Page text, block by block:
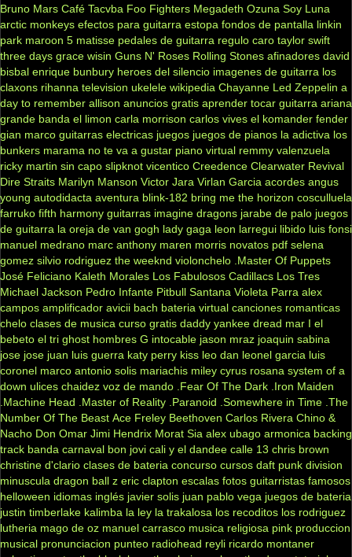
Bruno Mars Café Tacvba Foo Fighters Megadeth Ozuna Soy Luna
arctic monkeys efectos para guitarra estopa fondos de pantalla linkin
park maroon 5 matisse pedales de guitarra regulo caro taylor swift
three days grace wisin Guns N' Roses Rolling Stones afinadores david
bisbal enrique bunbury heroes del silencio imagenes de guitarra los
claxons rihanna television ukelele wikipedia Chayanne Led Zeppelin a
day to remember allison anuncios gratis aprender tocar guitarra ariana
grande banda el limon carla morrison carlos vives el komander fender
gian marco guitarras electricas juegos juegos de pianos la adictiva los
bunkers marama no te va a gustar piano virtual remmy valenzuela
ricky martin sin capo slipknot vicentico Creedence Clearwater Revival
Dire Straits Marilyn Manson Victor Jara Virlan Garcia acordes angus
young autodidacta aventura blink-182 bring me the horizon cosculluela
farruko fifth harmony guitarras imagine dragons jarabe de palo juegos
de guitarra la oreja de van gogh lady gaga leon larregui libido luis fonsi
manuel medrano marc anthony maren morris novatos pdf selena
gomez silvio rodriguez the weeknd violonchelo .Master Of Puppets
José Feliciano Kaleth Morales Los Fabulosos Cadillacs Los Tres
Michael Jackson Pedro Infante Pitbull Santana Violeta Parra alex
campos amplificador avicii bach bateria virtual canciones romanticas
chelo clases de musica curso gratis daddy yankee dread mar I el
bebeto el tri ghost hombres G intocable jason mraz joaquin sabina
jose jose juan luis guerra katy perry kiss leo dan leonel garcia luis
coronel marco antonio solis mariachis miley cyrus rosana system of a
down ulices chaidez voz de mando .Fear Of The Dark .Iron Maiden
.Machine Head
.Master of Reality .Paranoid .Somewhere in Time .The
Number Of The Beast Ace Freley Beethoven Carlos Rivera Chino &
Nacho Don Omar Jimi Hendrix Morat Sia alex ubago armonica backing
track banda carnaval bon jovi cali y el dandee calle 13 chris brown
christine d'clario clases de bateria concurso cursos daft punk division
minuscula dragon ball z eric clapton escalas fotos guitarristas famosos
helloween idiomas inglés javier solis juan pablo vega juegos de bateria
justin timberlake kalimba la ley la trakalosa los recoditos los rodriguez
lutheria mago de oz manuel carrasco musica religiosa pink produccion
musical pronunciacion punteo radiohead reyli ricardo montaner